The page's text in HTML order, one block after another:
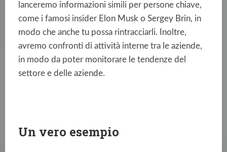
lanceremo informazioni simili per persone chiave,
come i famosi insider Elon Musk o Sergey Brin, in
modo che anche tu possa rintracciarli. Inoltre,
avremo confronti di attività interne tra le aziende,
in modo da poter monitorare le tendenze del
settore e delle aziende.
Un vero esempio